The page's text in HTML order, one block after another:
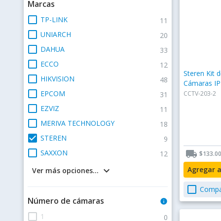
Marcas
check_box_outline_blank TP-LINK 11
check_box_outline_blank UNIARCH 20
check_box_outline_blank DAHUA 33
check_box_outline_blank ECCO 12
check_box_outline_blank HIKVISION 48
check_box_outline_blank EPCOM 31
check_box_outline_blank EZVIZ 11
check_box_outline_blank MERIVA TECHNOLOGY 18
check_box STEREN 9
check_box_outline_blank SAXXON 12
keyboard_arrow_down
Ver más opciones...
Número de cámaras info
check_box_outline_blank 1 0
Steren Kit
Cámaras
CCTV-203-2
local_shipping $133.00
Agregar
check_box_outline_blank